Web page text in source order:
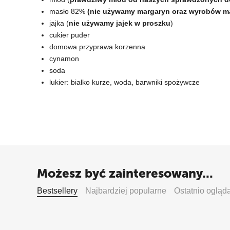
masło 82% (nie używamy margaryn oraz wyrobów
jajka (nie używamy jajek w proszku)
cukier puder
domowa przyprawa korzenna
cynamon
soda
lukier: białko kurze, woda, barwniki spożywcze
Możesz być zainteresowany...
Bestsellery Najbardziej popularne Ostatnio